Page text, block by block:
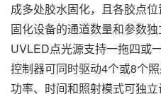
成多处胶水固化，且各胶点
固化设备的通道数量和参数
UVLED点光源支持一拖四或
控制器可同时驱动4个或8个
功率、时间和照射模式可独